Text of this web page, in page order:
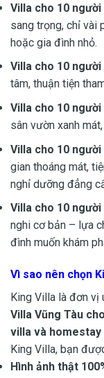
Villa cho 10 người
sang trọng, chỉ vài
hoặc gia đình nhỏ.
Villa cho 10
tâm, thuận tiện
Villa cho 10
sân vườn xanh
Villa cho 10
gian thoáng mát,
nghỉ dưỡng đẳng
Villa cho 10
nghi cơ bản – lựa
đình muốn khám
Vì sao nên chọn
King Villa là đơn vị
Villa Vũng Tàu
villa và homestay
King Villa, bạn
Hình ảnh thật